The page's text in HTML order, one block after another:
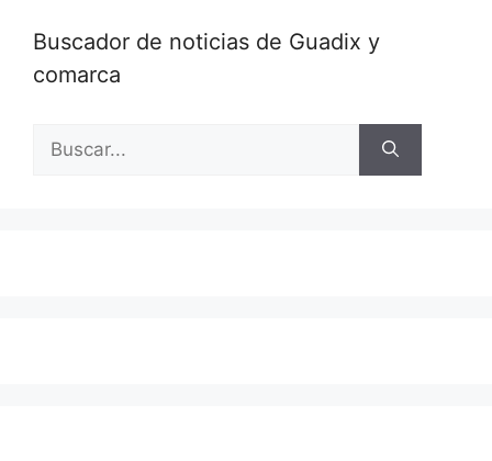
Buscador de noticias de Guadix y
comarca